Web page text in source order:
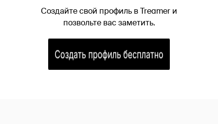
Создайте свой профиль в Treamer и
позвольте вас заметить.